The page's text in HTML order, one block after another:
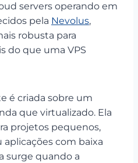
servers operando em
pela Nevolus,
robusta para
do que uma VPS
é criada sobre um
que virtualizado. Ela
projetos pequenos,
com baixa
surge quando a